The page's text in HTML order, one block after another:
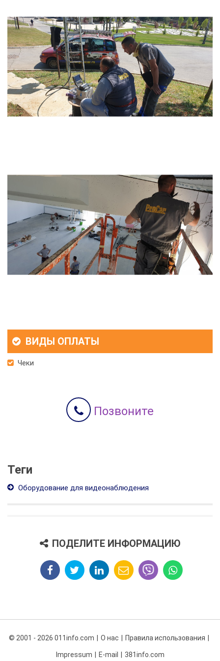
ВИДЫ ОПЛАТЫ
Чеки
Позвоните
Теги
Оборудование для видеонаблюдения
ПОДЕЛИТЕ ИНФОРМАЦИЮ
© 2001 - 2026 011info.com О нас Правила использования
Impressum E-mail 381info.com